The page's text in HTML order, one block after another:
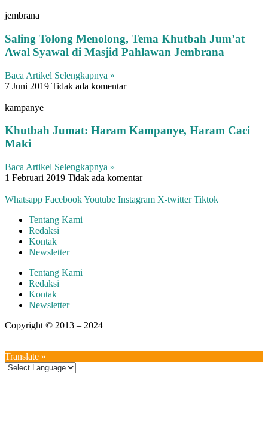
jembrana
Saling Tolong Menolong, Tema Khutbah Jum’at
Awal Syawal di Masjid Pahlawan Jembrana
Baca Artikel Selengkapnya »
7 Juni 2019 Tidak ada komentar
kampanye
Khutbah Jumat: Haram Kampanye, Haram Caci
Maki
Baca Artikel Selengkapnya »
1 Februari 2019 Tidak ada komentar
Whatsapp FacebookYoutube Instagram X-twitter Tiktok
Tentang Kami
Redaksi
Kontak
Newsletter
Tentang Kami
Redaksi
Kontak
Newsletter
Copyright © 2013 – 2024
Translate »